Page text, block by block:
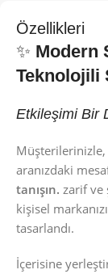
Özellikleri
✨ Modern
Teknolojili
Etkileşimi Bir
Müşterilerinizle,
aranızdaki
tanışın. zarif ve
kişisel
tasarlandı.
İçerisine